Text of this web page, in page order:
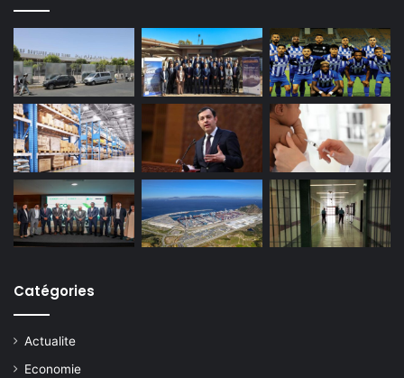
Catégories
Actualite
Economie